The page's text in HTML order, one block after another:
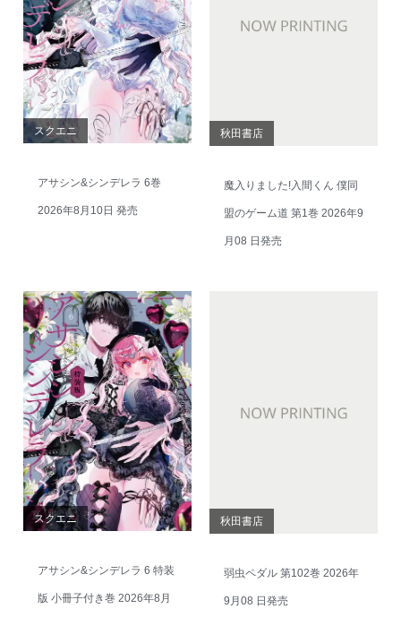
スクエニ
アサシン&シンデレラ 6巻
2026年8月10日 発売
秋田書店
魔入りました!入間くん 僕同
盟のゲーム道 第1巻 2026年9
月08 日発売
スクエニ
アサシン&シンデレラ 6 特装
版 小冊子付き巻 2026年8月
秋田書店
弱虫ペダル 第102巻 2026年
9月08 日発売